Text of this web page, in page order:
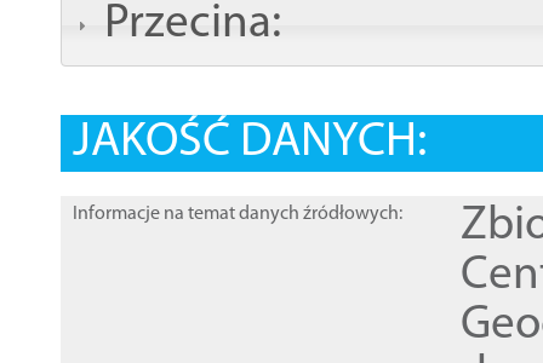
Przecina:
JAKOŚĆ DANYCH:
Informacje na temat danych źródłowych: